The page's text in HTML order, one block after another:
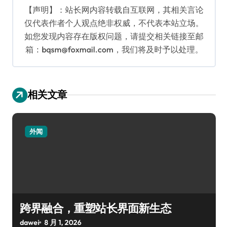
【声明】：站长网内容转载自互联网，其相关言论
仅代表作者个人观点绝非权威，不代表本站立场。
如您发现内容存在版权问题，请提交相关链接至邮
箱：bqsm@foxmail.com，我们将及时予以处理。
相关文章
外闻
跨界融合，重塑站长界面新生态
dawei 8 月 1, 2026